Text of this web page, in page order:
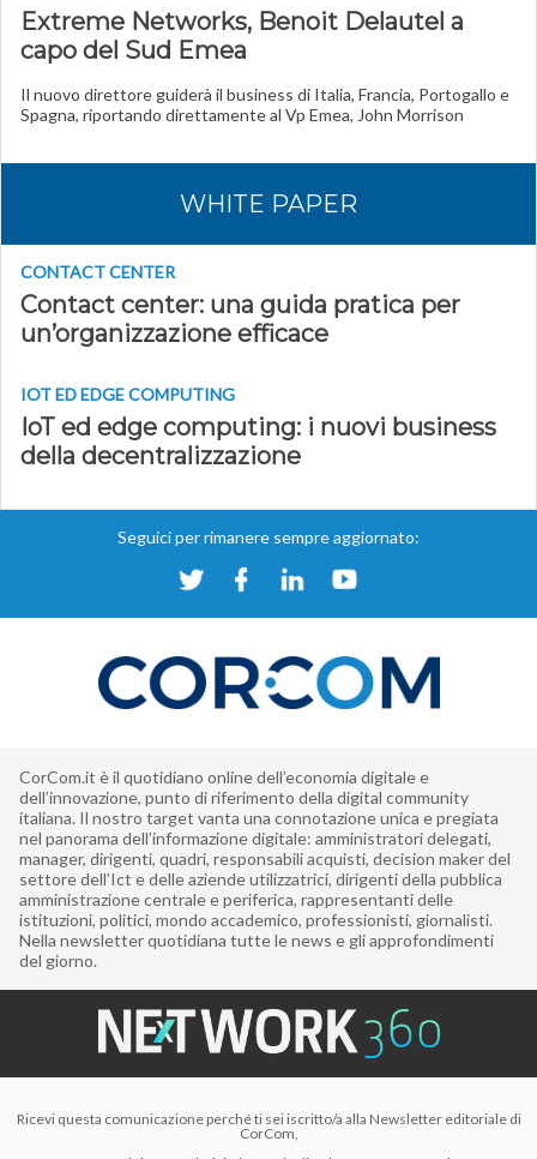
Extreme Networks, Benoit Delautel a
capo del Sud Emea
Il nuovo direttore guiderà il business di Italia, Francia, Portogallo e
Spagna, riportando direttamente al Vp Emea, John Morrison
WHITE PAPER
CONTACT CENTER
Contact center: una guida pratica per
un’organizzazione efficace
IOT ED EDGE COMPUTING
IoT ed edge computing: i nuovi business
della decentralizzazione
Seguici per rimanere sempre aggiornato:
CorCom.it è il quotidiano online dell’economia digitale e
dell’innovazione, punto di riferimento della digital community
italiana. Il nostro target vanta una connotazione unica e pregiata
nel panorama dell’informazione digitale: amministratori delegati,
manager, dirigenti, quadri, responsabili acquisti, decision maker del
settore dell’Ict e delle aziende utilizzatrici, dirigenti della pubblica
amministrazione centrale e periferica, rappresentanti delle
istituzioni, politici, mondo accademico, professionisti, giornalisti.
Nella newsletter quotidiana tutte le news e gli approfondimenti
del giorno.
Ricevi questa comunicazione perché ti sei iscritto/a alla Newsletter editoriale di
CorCom,